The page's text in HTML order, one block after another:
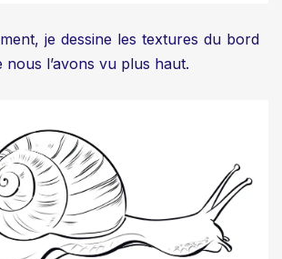
je dessine les textures du bord
nous l’avons vu plus haut.